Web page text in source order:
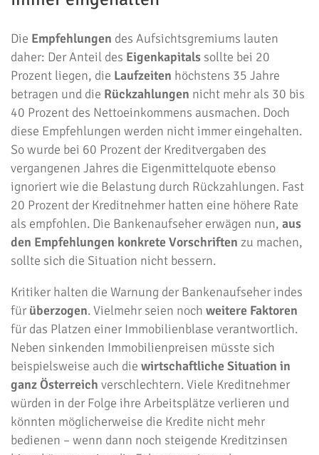
Die Empfehlungen des Aufsichtsgremiums lauten
daher: Der Anteil des Eigenkapitals sollte bei 20
Prozent liegen, die Laufzeiten höchstens 35 Jahre
betragen und die Rückzahlungen nicht mehr als 30 bis
40 Prozent des Nettoeinkommens ausmachen. Doch
diese Empfehlungen werden nicht immer eingehalten.
So wurde bei 60 Prozent der Kreditvergaben des
vergangenen Jahres die Eigenmittelquote ebenso
ignoriert wie die Belastung durch Rückzahlungen. Fast
20 Prozent der Kreditnehmer hatten eine höhere Rate
als empfohlen. Die Bankenaufseher erwägen nun, aus
den Empfehlungen konkrete Vorschriften zu machen,
sollte sich die Situation nicht bessern.
Kritiker halten die Warnung der Bankenaufseher indes
für überzogen. Vielmehr seien noch weitere Faktoren
für das Platzen einer Immobilienblase verantwortlich.
Neben sinkenden Immobilienpreisen müsste sich
beispielsweise auch die wirtschaftliche Situation in
ganz Österreich verschlechtern. Viele Kreditnehmer
würden in der Folge ihre Arbeitsplätze verlieren und
könnten möglicherweise die Kredite nicht mehr
bedienen – wenn dann noch steigende Kreditzinsen